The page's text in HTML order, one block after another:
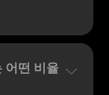
어떤 비율